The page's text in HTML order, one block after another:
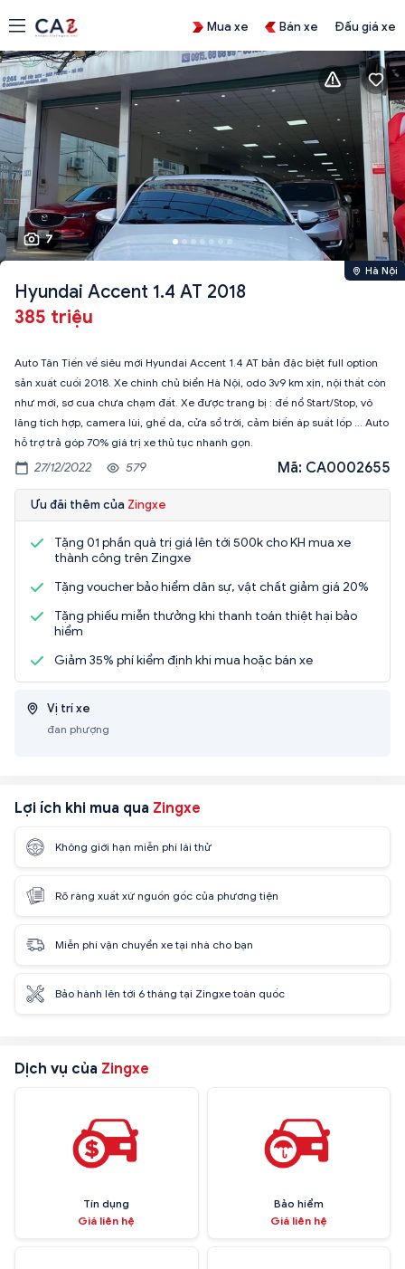
Mua xe Bán xe Đấu giá xe
7
Hà Nội
Hyundai Accent 1.4 AT 2018
385 triệu
Auto Tân Tiến về siêu mới Hyundai Accent 1.4 AT bản đặc biệt full option
sản xuất cuối 2018. Xe chính chủ biển Hà Nội, odo 3v9 km xịn, nội thất còn
như mới, sơ cua chưa chạm đất. Xe được trang bị : đề nổ Start/Stop, vô
lăng tích hợp, camera lùi, ghế da, cửa sổ trời, cảm biến áp suất lốp ... Auto
hỗ trợ trả góp 70% giá trị xe thủ tục nhanh gọn.
27/12/2022 579 Mã: CA0002655
Ưu đãi thêm của Zingxe
Tặng 01 phần quà trị giá lên tới 500k cho KH mua xe
thành công trên Zingxe
Tặng voucher bảo hiểm dân sự, vật chất giảm giá 20%
Tặng phiếu miễn thưởng khi thanh toán thiệt hại bảo
hiểm
Giảm 35% phí kiểm định khi mua hoặc bán xe
Vị trí xe
đan phượng
Lợi ích khi mua qua Zingxe
Không giới hạn miễn phí lái thử
Rõ ràng xuất xứ nguồn gốc của phương tiện
Miễn phí vận chuyển xe tại nhà cho bạn
Bảo hành lên tới 6 tháng tại Zingxe toàn quốc
Dịch vụ của Zingxe
Tín dụng
Giá liên hệ
Bảo hiểm
Giá liên hệ